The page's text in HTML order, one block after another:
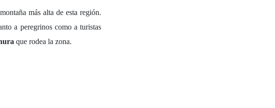
más alta de esta región.
a peregrinos como a turistas
que rodea la zona.